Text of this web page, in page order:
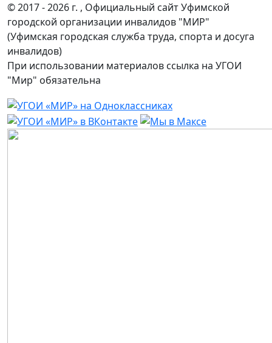
© 2017 - 2026 г. , Официальный сайт Уфимской
городской организации инвалидов "МИР"
(Уфимская городская служба труда, спорта и досуга
инвалидов)
При использовании материалов ссылка на УГОИ
"Мир" обязательна